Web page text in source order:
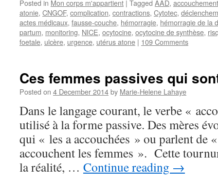
Posted in Mon corps m'appartient | Tagged AAD, accouchement
atonie, CNGOF, complication, contractions, Cytotec,
actes médicaux, fausse-couche, hémorragie, hémorragie de la
partum, monitoring, NICE, ocytocine, ocytocine de synthèse,
foetale, ulcère, urgence, utérus atone | 109 Comments
Ces femmes passives qui
Posted on 4 December 2014by Marie-Helene Lahaye
Dans le langage courant, le verbe «
utilisé à la forme passive. Des mères
qui « les a accouchées » ou parlent de
accouchent les femmes ». Cette
la réalité, … Continue reading →